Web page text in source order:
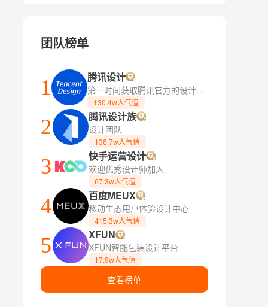
团队榜单
1 腾讯设计
第一时间获取腾讯官方的设计方法论
130.4w人气值
2 腾讯设计族
设计团队
136.7w人气值
3 快手运营设计
欢迎优秀设计师加入
67.3w人气值
4 百度MEUX
移动生态用户体验设计中心
415.3w人气值
5 XFUN
XFUN智能包装设计平台
17.9w人气值
查看榜单